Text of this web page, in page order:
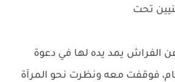
تحت
الفراش يمد يده لها في دعوة
فوقفت معه ونظرت نحو المرآة